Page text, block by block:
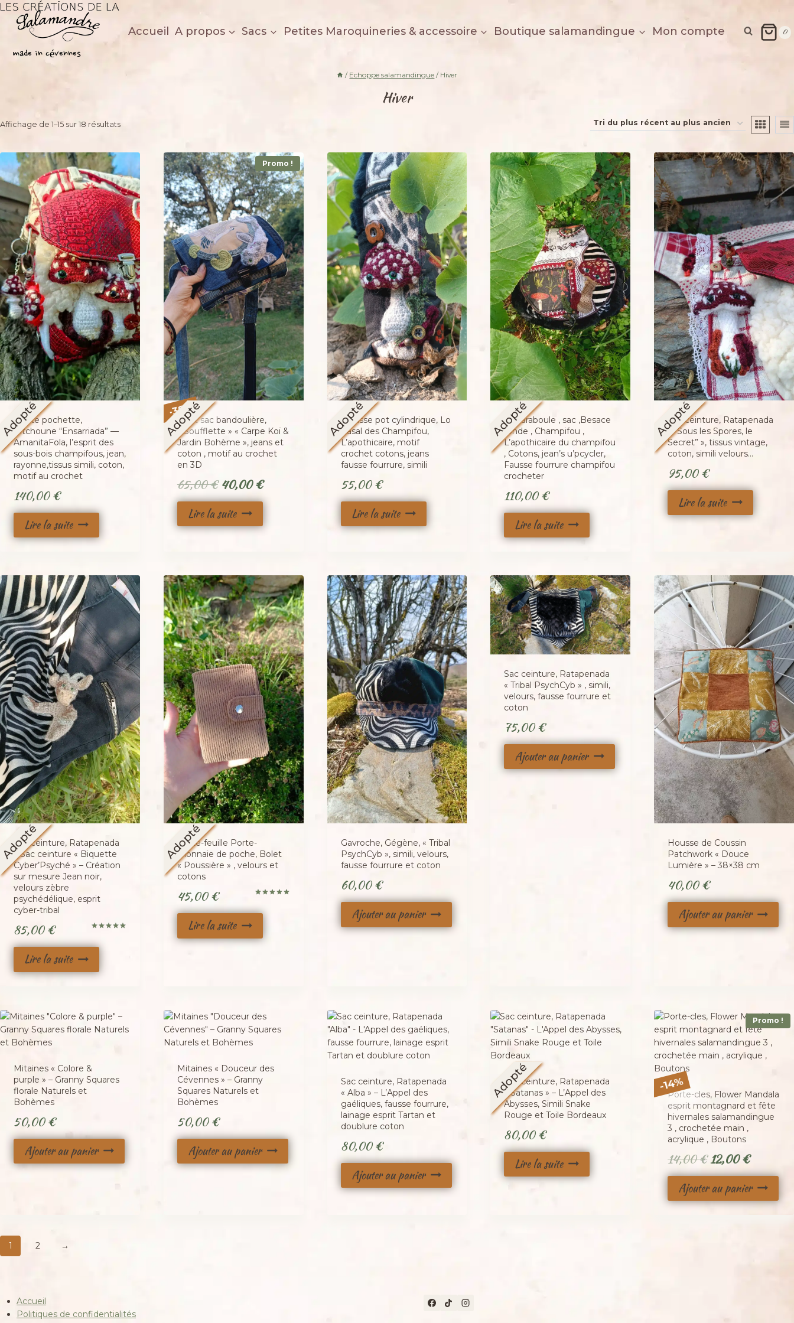
Aller
contenu
Les créations de la salamandre
made in cévennes
Accueil A propos Sacs Petites Maroquineries & accessoire Boutique salamandingue Mon compte 0
/ Echoppe salamandingue / Hiver
Hiver
Affichage de 1–15 sur 18 résultatsTrié
récent
au
plus
ancien
Petite pochette,
Pitchoune “Ensarriada” —
AmanitaFola, l’esprit des
sous-bois champifous, jean,
rayonne,tissus simili, coton,
motif au crochet
140,00€
Lire la suite
Promo !
-38%
Adopté
Petit sac bandoulière,
« Soufflette » « Carpe Koï &
Jardin Bohème », jeans et
coton , motif au crochet
en 3D
65,00€ Le
prix
initial
40,00€Le
prix
Lire la suite
Adopté
Trousse pot cylindrique, Lo
Casal des Champifou,
L’apothicaire, motif
crochet cotons, jeans
fausse fourrure, simili
55,00€
Lire la suite
Adopté
La caraboule , sac ,Besace
ronde , Champifou ,
L’apothicaire du champifou
, Cotons, jean’s u’pcycler,
Fausse fourrure champifou
crocheter
110,00€
Lire la suite
Adopté
Sac ceinture, Ratapenada
« “Sous les Spores, le
Secret” », tissus vintage,
coton, simili velours…
95,00€
Lire la suite
Sac ceinture, Ratapenada
« Sac ceinture « Biquette
Cyber’Psyché » – Création
sur mesure Jean noir,
velours zèbre
psychédélique, esprit
cyber-tribal
5.00
sur 5
85,00€
Lire la suite
Adopté
Porte-feuille Porte-
monnaie de poche, Bolet
« Poussière » , velours et
cotons
5.00
sur 5
45,00€
Lire la suite
Gavroche, Gégène, « Tribal
PsychCyb », simili, velours,
fausse fourrure et coton
60,00€
Ajouter au panier
Sac ceinture, Ratapenada
« Tribal PsychCyb » , simili,
velours, fausse fourrure et
coton
75,00€
Ajouter au panier
Housse de Coussin
Patchwork « Douce
Lumière » – 38×38 cm
40,00€
Ajouter au panier
Mitaines « Colore &
purple » – Granny Squares
florale Naturels et
Bohèmes
50,00€
Ajouter au panier
Mitaines « Douceur des
Cévennes » – Granny
Squares Naturels et
Bohèmes
50,00€
Ajouter au panier
Sac ceinture, Ratapenada
« Alba » – L’Appel des
gaéliques, fausse fourrure,
lainage esprit Tartan et
doublure coton
80,00€
Ajouter au panier
Adopté
Sac ceinture, Ratapenada
« Satanas » – L’Appel des
Abysses, Simili Snake
Rouge et Toile Bordeaux
80,00€
Lire la suite
Promo !
-14%
Porte-cles, Flower Mandala
esprit montagnard et fête
hivernales salamandingue
3 , crochetée main ,
acrylique , Boutons
14,00€ Le
prix
initial
était :
12,00€Le
prix
actuel
est :
Ajouter au panier
1 2 →
Accueil
Politiques de confidentialités